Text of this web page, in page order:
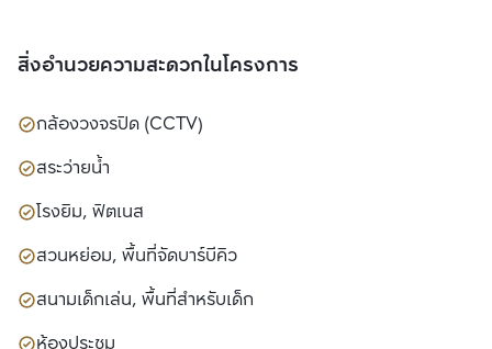
สิ่งอำนวยความสะดวกในโครงการ
กล้องวงจรปิด (CCTV)
สระว่ายน้ำ
โรงยิม, ฟิตเนส
สวนหย่อม, พื้นที่จัดบาร์บีคิว
สนามเด็กเล่น, พื้นที่สำหรับเด็ก